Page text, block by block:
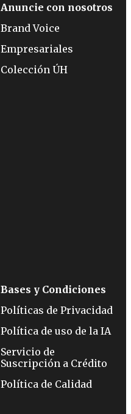
Anuncie con nosotros
Brand Voice
Empresariales
Colección ÚH
Bases y Condiciones
Políticas de Privacidad
Política de uso de la IA
Servicio de
Suscripción a Crédito
Política de Calidad